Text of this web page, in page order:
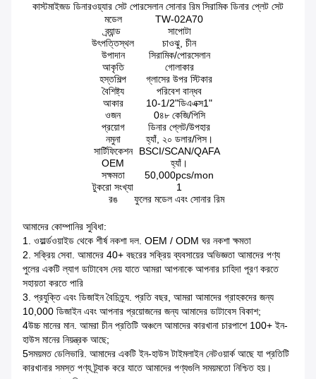
কাস্টমাইজড ডিনারওয়্যার সেট পোরসেলান সোনার রিম সিরামিক ডিনার প্লেট সেট
মডেল
TW-02A70
ব্র্যান্ড
সাপোটা
উৎপত্তিস্থল
চাওঝু, চীন
উপাদান
সিরামিক/পোরসেলান
আকৃতি
গোলাকার
হস্তশিল্প
গ্লাসের উপর স্টিকার
বৈশিষ্ট্য
পরিবেশ বান্ধব
আকার
10-1/2"ডিএএক্স1"
ওজন
0৪৮ কেজি/পিসি
প্রয়োগ
ডিনার প্লেট/উপহার
নমুনা
হ্যাঁ, ২০ ডলার/পিস।
সার্টিফিকেশন
BSCI/SCAN/QAFA
OEM
হ্যাঁ।
সক্ষমতা
50,000pcs/mon
টুকরো সংখ্যা
1
রঙ
ফুলের মডেল এবং সোনার রিম
আমাদের কোম্পানির সুবিধা:
1. ওয়ার্ল্ডওয়াইড থেকে শীর্ষ নকশা দল. OEM / ODM ঘর নকশা ক্ষমতা
2. সক্রিয় সেবা. আমাদের 40+ বছরের সক্রিয় ব্যবসায়ের অভিজ্ঞতা আমাদের পণ্য
পুলের একটি ল্যাগ ডাটাবেস দেয় যাতে আমরা আপনাকে আপনার চাহিদা পূরণ করতে
সহায়তা করতে পারি
3. প্রযুক্তি এবং ডিজাইন বৈচিত্র্য. প্রতি বছর, আমরা আমাদের গ্রাহকদের জন্য
10,000 ডিজাইন এবং আপনার প্রয়োজনের জন্য আমাদের ডাটাবেস বিকাশ;
4উচ্চ মানের মান. আমরা চীন প্রতিটি অঞ্চলে আমাদের কারখানা চারপাশে 100+ ইন-
হাউস মানের নিয়ন্ত্রক আছে;
5সময়মত ডেলিভারি. আমাদের একটি ইন-হাউস টাইমলাইন নেটওয়ার্ক আছে যা প্রতিটি
কারখানার সমস্ত পণ্য ট্র্যাক করে যাতে আমাদের পণ্যগুলি সময়মতো নিশ্চিত হয়।